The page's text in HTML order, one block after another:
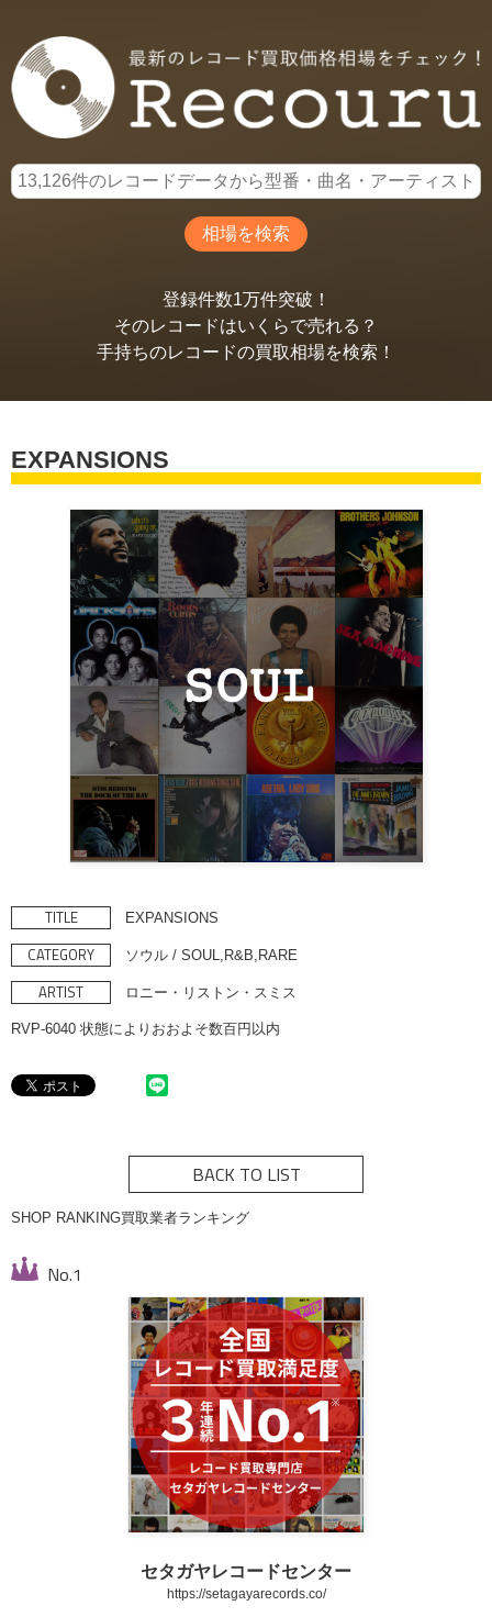
登録件数1万件突破！
そのレコードはいくらで売れる？
手持ちのレコードの買取相場を検索！
EXPANSIONS
TITLE EXPANSIONS
CATEGORY ソウル / SOUL,R&B,RARE
ARTIST ロニー・リストン・スミス
RVP-6040 状態によりおおよそ数百円以内
BACK TO LIST
SHOP RANKING買取業者ランキング
セタガヤレコードセンター
https://setagayarecords.co/